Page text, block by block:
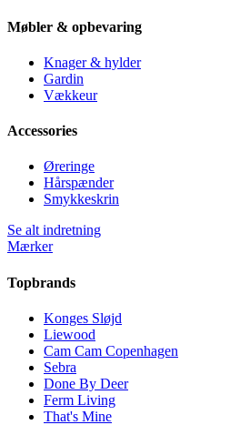
Møbler & opbevaring
Knager & hylder
Gardin
Vækkeur
Accessories
Øreringe
Hårspænder
Smykkeskrin
Se alt indretning
Mærker
Topbrands
Konges Sløjd
Liewood
Cam Cam Copenhagen
Sebra
Done By Deer
Ferm Living
That's Mine